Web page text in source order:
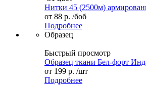
Нитки 45 (2500м)
от 88 р. /боб
Подробнее
Образец
Быстрый просмотр
Образец ткани Бел-форт
от 199 р. /шт
Подробнее